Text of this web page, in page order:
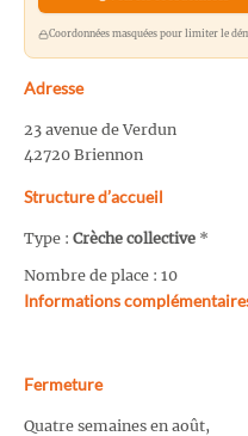
Coordonnées masquées pour limiter le
Adresse
23 avenue de Verdun
42720 Briennon
Structure d’accueil
Type : Crèche collective *
Nombre de place : 10
Informations
Fermeture
Quatre semaines en août,